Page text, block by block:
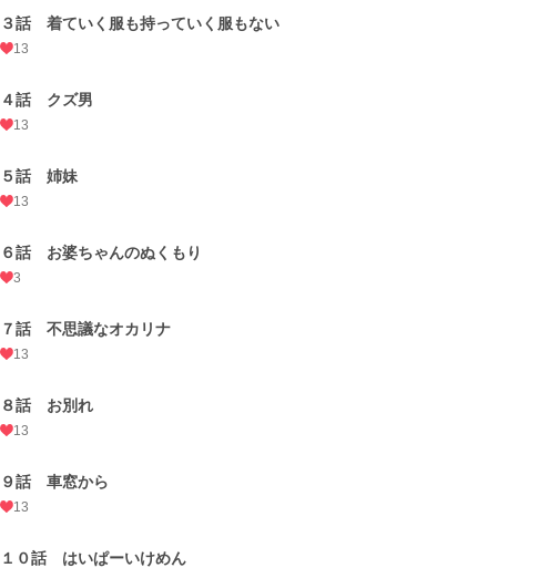
３話 着ていく服も持っていく服もない
13
４話 クズ男
13
５話 姉妹
13
６話 お婆ちゃんのぬくもり
3
７話 不思議なオカリナ
13
８話 お別れ
13
９話 車窓から
13
１０話 はいぱーいけめん